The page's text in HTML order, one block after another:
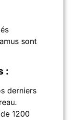
sont
:
derniers
1200